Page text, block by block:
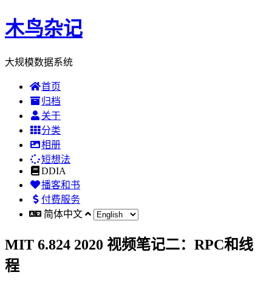
木鸟杂记
大规模数据系统
首页
归档
关于
分类
相册
短想法
DDIA
播客和书
付费服务
简体中文
MIT 6.824 2020 视频笔记二：RPC和线
程